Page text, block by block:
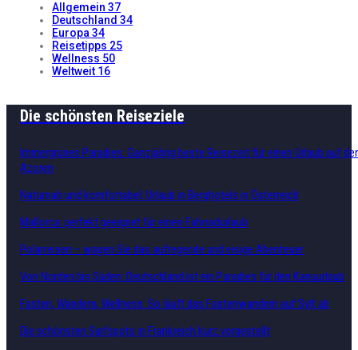
Allgemein 37
Deutschland 34
Europa 34
Reisetipps 25
Wellness 50
Weltweit 16
Die schönsten Reiseziele
Immergrünes Paradies: Ganzjährig beste Reisezeit für einen Urlaub auf
Azoren
Naturnah und komfortabel: Urlaub in Berghotels in Österreich
Mallorca: perfekt geeignet für einen Fahrradurlaub
Polarreisen – wagen Sie das aufregende und eisige Abenteuer
Von Norden bis Süden: Deutschland ist ein Paradies für den Kanuurlaub
Fasten, Wandern, Wellness: So läuft das Fastenwandern auf Sylt ab
Die schönsten Surfspots in Frankreich kurz vorgestellt